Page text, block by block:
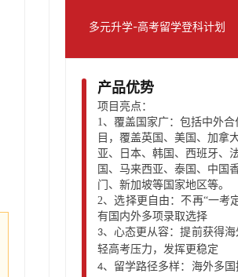
多元升学-高考留学登科计划
产品优势
项目亮点：
1、 覆盖国家广：包括中外合
目，覆盖英国、美国、加拿
亚、日本、韩国、西班牙、
国、马来西亚、泰国 、 中国
门 、 新加坡等国家地区等。
2、选择更自由：不再“一考
有国内外多项录取选择
3、心态更从容：提前获得
轻高考压力，发挥更稳定
4、 留学路径多样：海外多